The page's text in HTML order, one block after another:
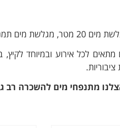
קצף ועוד הרבה אטרקציות ומתנפחי מים.
לכל אירוע ובמיוחד לקיץ,
מתנפחי מים להשכרה רב